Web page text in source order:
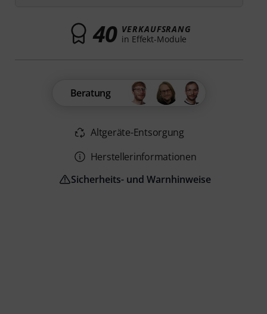
40 VERKAUFSRANG
in Effekt-Module
Beratung
Altgeräte-Entsorgung
Herstellerinformationen
Sicherheits- und Warnhinweise